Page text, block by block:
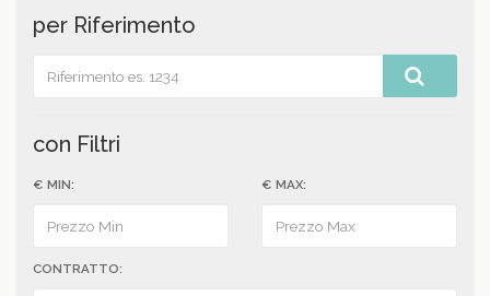
per Riferimento
con Filtri
€ MIN: € MAX:
CONTRATTO: